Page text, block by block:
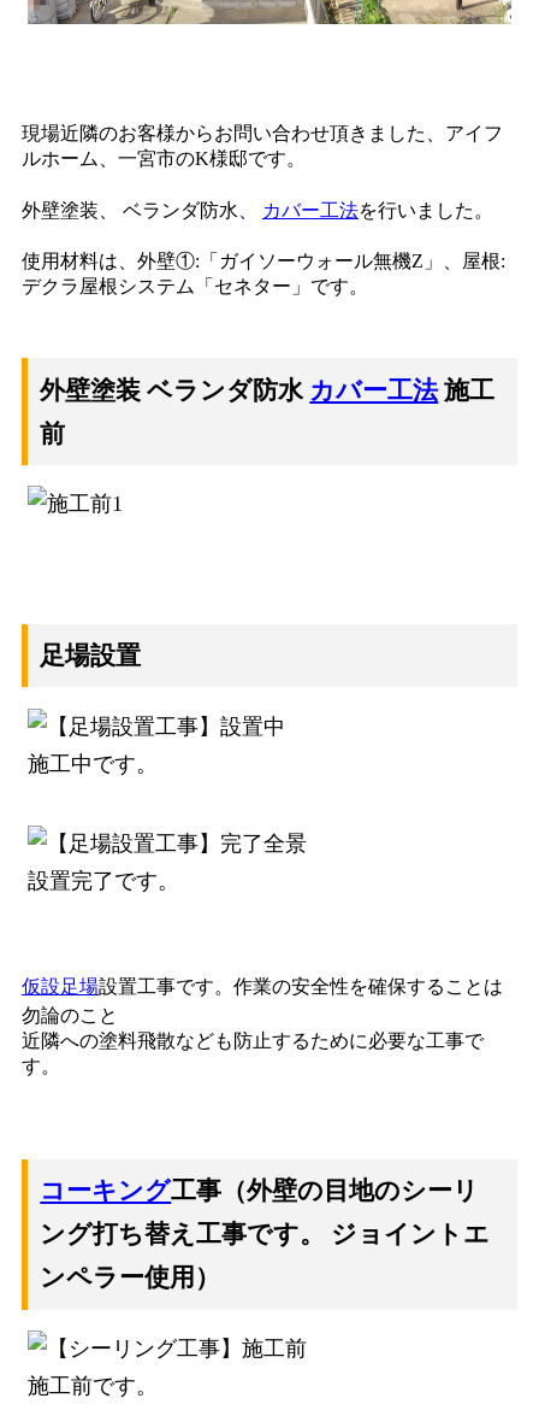
現場近隣のお客様からお問い合わせ頂きました、アイフ
ルホーム、一宮市のK様邸です。
外壁塗装、 ベランダ防水、 カバー工法を行いました。
使用材料は、外壁①:「ガイソーウォール無機Z」、屋根:
デクラ屋根システム「セネター」です。
外壁塗装 ベランダ防水 カバー工法施工
前
足場設置
施工中です。
設置完了です。
仮設足場設置工事です。作業の安全性を確保することは
勿論のこと
近隣への塗料飛散なども防止するために必要な工事で
す。
コーキング工事（外壁の目地のシーリ
ング打ち替え工事です。 ジョイントエ
ンペラー使用）
施工前です。